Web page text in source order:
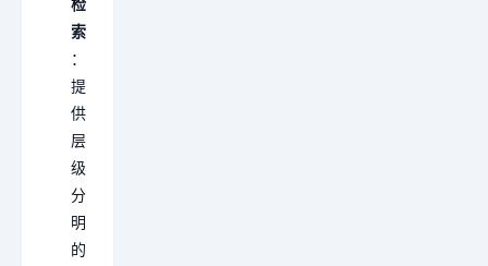
检
索
：
提
供
层
级
分
明
的